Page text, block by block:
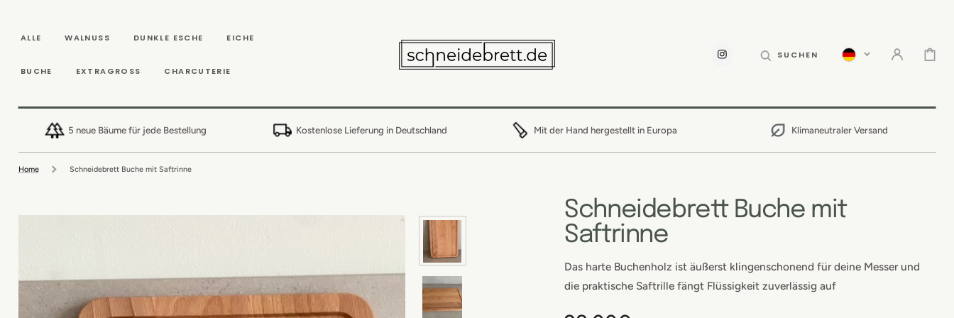
ALLE
WALNUSS DUNKLE ESCHE EICHE
BUCHE EXTRAGROSS CHARCUTERIE
INSTAGRAMSUCHEN
5 neue Bäume für jede Bestellung Kostenlose Lieferung in Deutschland Mit der Hand hergestellt in Europa Klimaneutraler Versand
Home Schneidebrett Buche mit Saftrinne
Schneidebrett Buche mit
Saftrinne
Das harte Buchenholz ist äußerst klingenschonend für deine Messer und
die praktische Saftrille fängt Flüssigkeit zuverlässig auf